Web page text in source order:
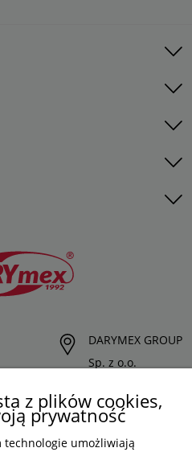
DARYMEX GROUP
Sp. z o.o.
32-620 Brzeszcze
z plików cookies,
prywatność
technologie umożliwiają